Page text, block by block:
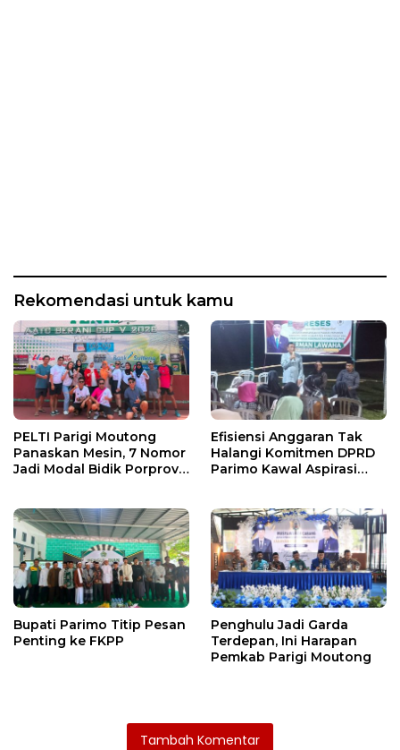
Rekomendasi untuk kamu
PELTI Parigi Moutong
Panaskan Mesin, 7 Nomor
Jadi Modal Bidik Porprov
Efisiensi Anggaran Tak
Halangi Komitmen DPRD
Parimo Kawal Aspirasi
Bupati Parimo Titip Pesan
Penting ke FKPP
Penghulu Jadi Garda
Terdepan, Ini Harapan
Pemkab Parigi Moutong
Tambah Komentar